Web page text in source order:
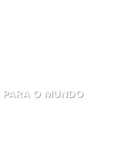
PARA O MUNDO